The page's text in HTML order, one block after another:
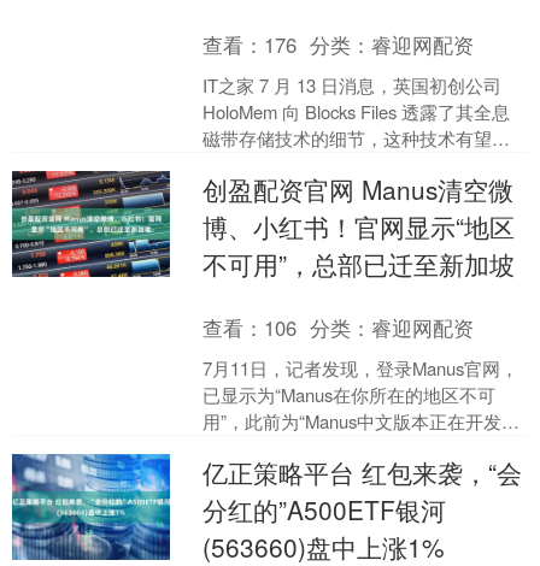
查看： 176 分类：睿迎网配资
IT之家 7 月 13 日消息，英国初创公司
HoloMem 向 Blocks Files 透露了其全息
磁带存储技术的细节，这种技术有望取
创盈配资官网 Manus清空微
博、小红书！官网显示“地区
不可用”，总部已迁至新加坡
查看： 106 分类：睿迎网配资
7月11日，记者发现，登录Manus官网，
已显示为“Manus在你所在的地区不可
用”，此前为“Manus中文版本正在开发
亿正策略平台 红包来袭，“会
分红的”A500ETF银河
(563660)盘中上涨1%